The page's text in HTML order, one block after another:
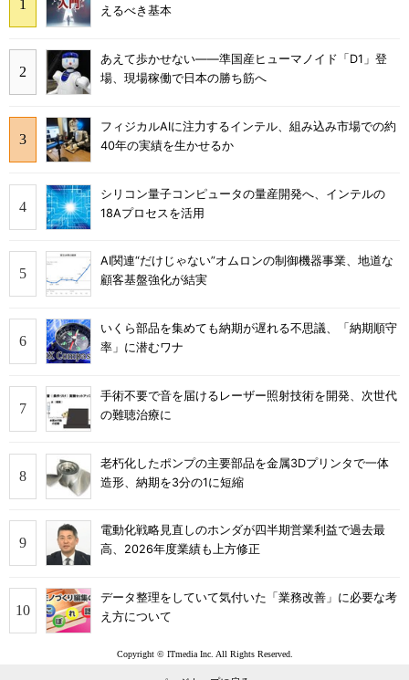
えるべき基本
あえて歩かせない――準国産ヒューマノイド「D1」登
場、現場稼働で日本の勝ち筋へ
フィジカルAIに注力するインテル、組み込み市場での約
40年の実績を生かせるか
シリコン量子コンピュータの量産開発へ、インテルの
18Aプロセスを活用
AI関連“だけじゃない”オムロンの制御機器事業、地道な
顧客基盤強化が結実
いくら部品を集めても納期が遅れる不思議、「納期順守
率」に潜むワナ
手術不要で音を届けるレーザー照射技術を開発、次世代
の難聴治療に
老朽化したポンプの主要部品を金属3Dプリンタで一体
造形、納期を3分の1に短縮
電動化戦略見直しのホンダが四半期営業利益で過去最
高、2026年度業績も上方修正
データ整理をしていて気付いた「業務改善」に必要な考
え方について
Copyright © ITmedia Inc. All Rights Reserved.